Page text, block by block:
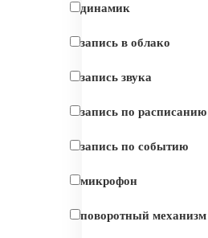
динамик
запись в облако
запись звука
запись по расписанию
запись по событию
микрофон
поворотный механизм